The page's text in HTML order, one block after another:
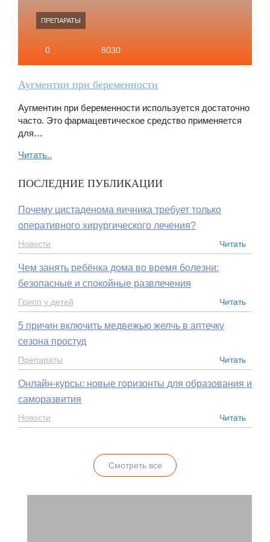
ПРЕПАРАТЫ
0 8030
Аугментин при беременности
Аугментин при беременности используется достаточно
часто. Это фармацевтическое средство применяется
для…
Читать..
ПОСЛЕДНИЕ ПУБЛИКАЦИИ
Почему цистаденома яичника требует только
оперативного хирургического лечения?
Новости Читать
Чем занять ребёнка дома во время болезни:
безопасные и спокойные развлечения
Грипп у детей Читать
5 причин включить медвежью желчь в аптечку
сезона простуд
Препараты Читать
Онлайн-курсы: новые горизонты для образования и
саморазвития
Новости Читать
Смотреть все